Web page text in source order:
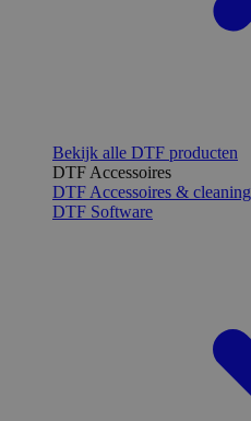
Bekijk alle DTF producten
DTF Accessoires
DTF Accessoires & cleaning
DTF Software